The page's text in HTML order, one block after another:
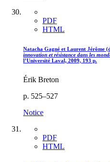
PDF
HTML
Natacha Gagné et Laurent Jérôme
innovation et résistance dans les
l’Université Laval, 2009, 193 p.
Érik Breton
p. 525–527
Notice
PDF
HTML